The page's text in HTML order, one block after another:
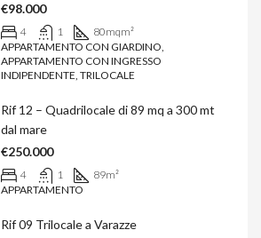
€98.000
4 1 80mqm²
APPARTAMENTO CON GIARDINO,
APPARTAMENTO CON INGRESSO
INDIPENDENTE, TRILOCALE
Rif 12 – Quadrilocale di 89 mq a 300 mt
dal mare
€250.000
4 1 89m²
APPARTAMENTO
Rif 09 Trilocale a Varazze